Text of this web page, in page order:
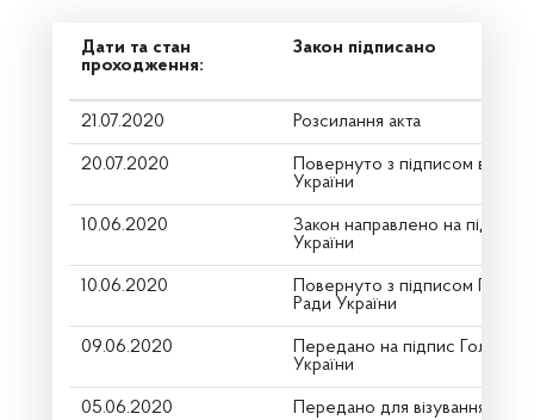
Дати та стан
проходження:
Закон підписано
21.07.2020 Розсилання акта
20.07.2020
Повернуто з підписом від
України
10.06.2020
Закон направлено на підпис
України
10.06.2020
Повернуто з підписом
Ради України
09.06.2020
Передано на підпис Голові
України
05.06.2020 Передано для візування в